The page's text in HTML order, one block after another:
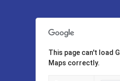
This page can't load
Maps correctly.